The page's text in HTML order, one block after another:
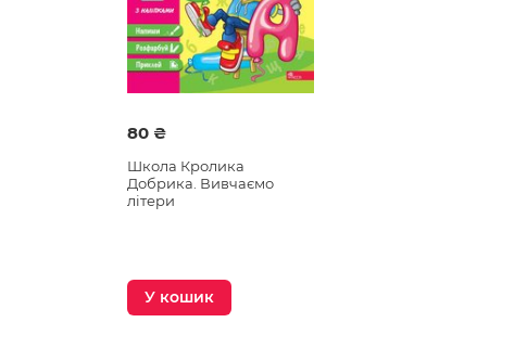
80 ₴
Школа Кролика
Добрика. Вивчаємо
літери
У кошик